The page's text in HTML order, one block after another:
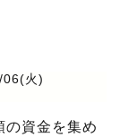
火)
の資金を集め